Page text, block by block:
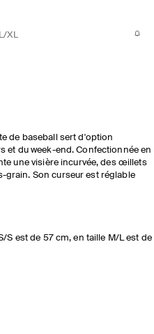
XL
de baseball sert d'option
et du week-end. Confectionnée en
une visière incurvée, des œillets
grain. Son curseur est réglable
S est de 57 cm, en taille M/L est de